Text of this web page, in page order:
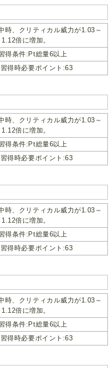
時、クリティカル威力が1.03～
1.12倍に増加。
得条件:Pt総量6以上
得時必要ポイント:63
時、クリティカル威力が1.03～
1.12倍に増加。
得条件:Pt総量6以上
得時必要ポイント:63
時、クリティカル威力が1.03～
1.12倍に増加。
得条件:Pt総量6以上
得時必要ポイント:63
時、クリティカル威力が1.03～
1.12倍に増加。
得条件:Pt総量6以上
得時必要ポイント:63